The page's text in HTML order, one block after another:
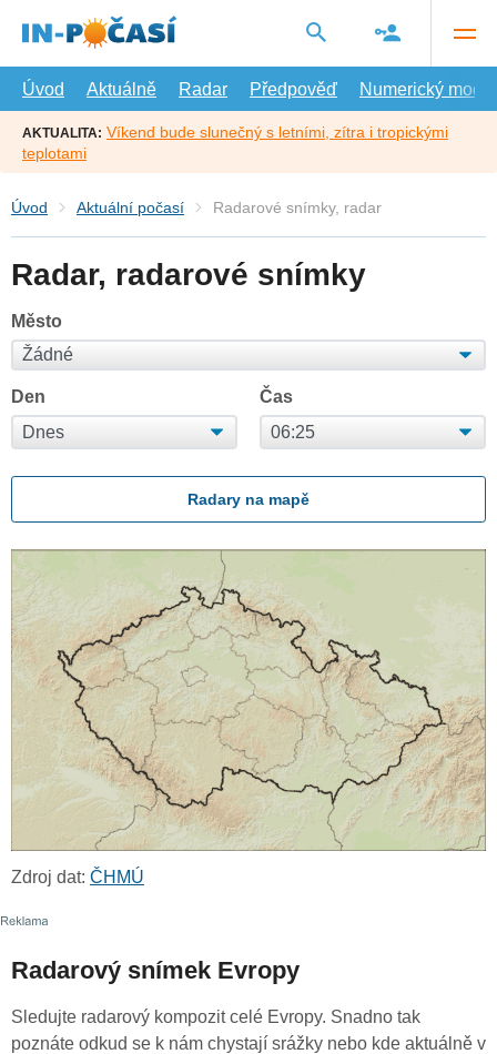
hlavní
Úvod
Aktuálně Radar Předpověď Numerický model
AKTUALITA: Víkend bude slunečný s letními, zítra i tropickými
teplotami
Úvod Aktuální počasí Radarové snímky, radar
Radar, radarové snímky
Město
Den Čas
Radary na mapě
Zdroj dat: ČHMÚ
Radarový snímek Evropy
Sledujte radarový kompozit celé Evropy. Snadno tak
poznáte odkud se k nám chystají srážky nebo kde aktuálně v